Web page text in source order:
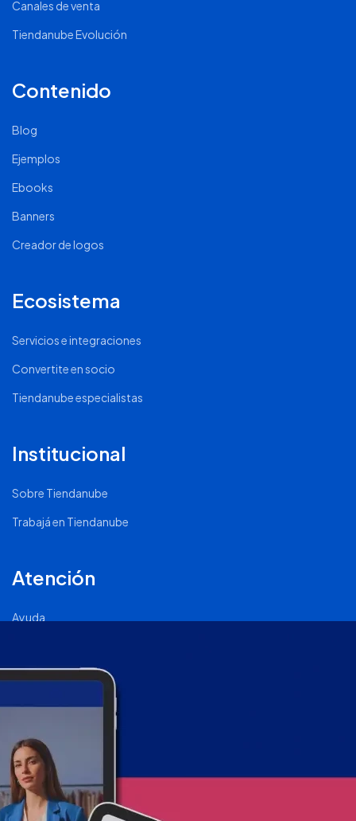
Canales de venta
Tiendanube Evolución
Contenido
Blog
Ejemplos
Ebooks
Banners
Creador de logos
Ecosistema
Servicios e integraciones
Convertite en socio
Tiendanube especialistas
Institucional
Sobre Tiendanube
Trabajá en Tiendanube
Atención
Ayuda
Página de Status
2011 - 2026 © Tiendanube - Todos los derechos reservados.
Términos y condiciones.Políticas de privacidad